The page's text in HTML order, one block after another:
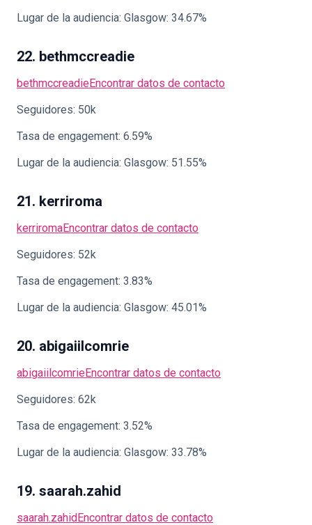
Lugar de la audiencia: Glasgow: 34.67%
22. bethmccreadie
bethmccreadieEncontrar datos de contacto
Seguidores: 50k
Tasa de engagement: 6.59%
Lugar de la audiencia: Glasgow: 51.55%
21. kerriroma
kerriromaEncontrar datos de contacto
Seguidores: 52k
Tasa de engagement: 3.83%
Lugar de la audiencia: Glasgow: 45.01%
20. abigaiilcomrie
abigaiilcomrieEncontrar datos de contacto
Seguidores: 62k
Tasa de engagement: 3.52%
Lugar de la audiencia: Glasgow: 33.78%
19. saarah.zahid
saarah.zahidEncontrar datos de contacto